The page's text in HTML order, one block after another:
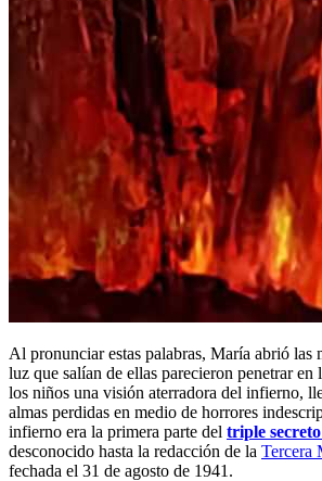
Al pronunciar estas palabras, María abrió las
luz que salían de ellas parecieron penetrar en
los niños una visión aterradora del infierno,
almas perdidas en medio de horrores
infierno era la primera parte del triple
desconocido hasta la redacción de la Tercera
fechada el 31 de agosto de 1941.